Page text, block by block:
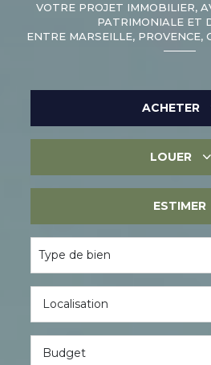
VOTRE PROJET IMMOBILIER,
PATRIMONIALE ET
ENTRE MARSEILLE, PROVENCE,
ACHETER
Immobilier ancien
Immobilier professionnel
LOUER
Immobilier professionnel
ESTIMER
Type de bien
Budget